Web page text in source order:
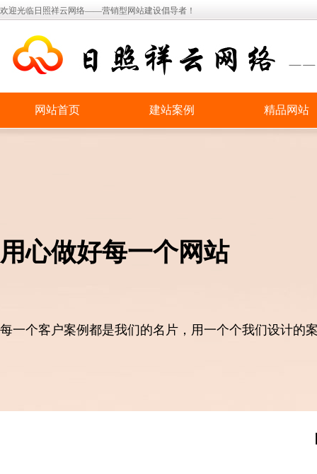
欢迎光临日照祥云网络——营销型网站建设倡导者！
网站首页 建站案例 精品网站
用心做好每一个网站
每一个客户案例都是我们的名片，用一个个我们设计的